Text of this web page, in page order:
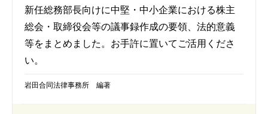
新任総務部長向けに中堅・中小企業における株主
総会・取締役会等の議事録作成の要領、法的意義
等をまとめました。お手許に置いてご活用くださ
い。
岩田合同法律事務所 編著